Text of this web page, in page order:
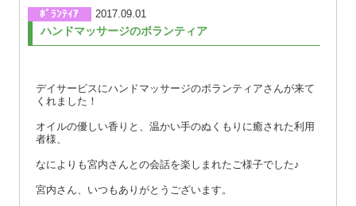
ﾎﾞﾗﾝﾃｨｱ 2017.09.01
ハンドマッサージのボランティア
デイサービスにハンドマッサージのボランティアさんが来て
くれました！
オイルの優しい香りと、温かい手のぬくもりに癒された利用
者様、
なによりも宮内さんとの会話を楽しまれたご様子でした♪
宮内さん、いつもありがとうございます。